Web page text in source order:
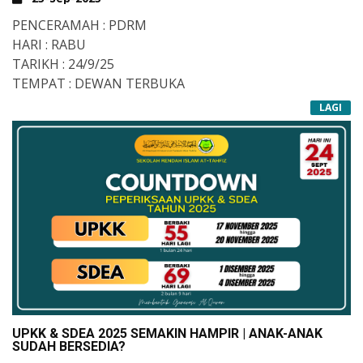
PENCERAMAH : PDRM
HARI : RABU
TARIKH : 24/9/25
TEMPAT : DEWAN TERBUKA
LAGI
UPKK & SDEA 2025 SEMAKIN HAMPIR | ANAK-ANAK
SUDAH BERSEDIA?